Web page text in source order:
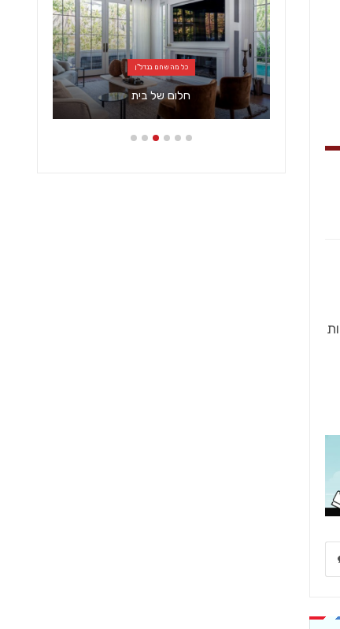
כל מה שחם בנדל"ן
חלום של בית